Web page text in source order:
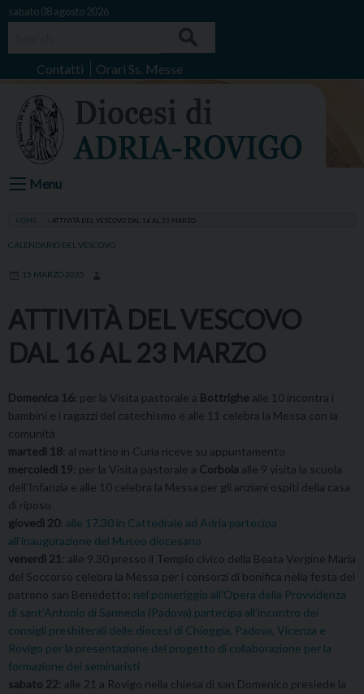
Skip
sabato 08 agosto 2026
Contatti Orari Ss. Messe
Menu
HOME ATTIVITÀ DEL VESCOVO DAL 16 AL 23 MARZO
CALENDARIO DEL VESCOVO
15 MARZO 2025
ATTIVITÀ DEL VESCOVO
DAL 16 AL 23 MARZO
Domenica 16: per la Visita pastorale a Bottrighe alle 10 incontra i
bambini e i ragazzi del catechismo e alle 11 celebra la Messa con la
comunità
martedì 18: al mattino in Curia riceve su appuntamento
mercoledì 19: per la Visita pastorale a Corbola alle 9 visita la scuola
dell’Infanzia e alle 10 celebra la Messa per gli anziani ospiti della casa
di riposo
giovedì 20: alle 17.30 in Cattedrale ad Adria partecipa
all’inaugurazione del Museo diocesano
venerdì 21 : alle 9.30 presso il Tempio civico della Beata Vergine Maria
del Soccorso celebra la Messa per i consorzi di bonifica nella festa del
patrono san Benedetto; nel pomeriggio all’Opera della Provvidenza
di sant’Antonio di Sarmeola (Padova) partecipa all’incontro dei
consigli presbiterali delle diocesi di Chioggia, Padova, Vicenza e
Rovigo per la presentazione del progetto di collaborazione per la
formazione dei seminaristi
sabato 22: alle 21 a Rovigo nella chiesa di san Domenico presiede la